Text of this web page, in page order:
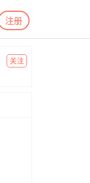
注册
关注